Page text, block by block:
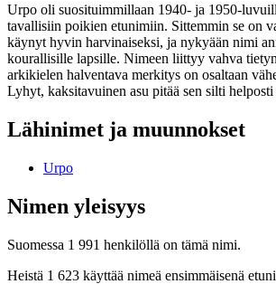
Urpo oli suosituimmillaan 1940- ja 1950-
tavallisiin poikien etunimiin. Sittemmin se on
käynyt hyvin harvinaiseksi, ja nykyään nimi
kourallisille lapsille. Nimeen liittyy vahva
arkikielen halventava merkitys on osaltaan
Lyhyt, kaksitavuinen asu pitää sen silti helposti
Lähinimet ja muunnokset
Urpo
Nimen yleisyys
Suomessa 1 991 henkilöllä on tämä nimi.
Heistä 1 623 käyttää nimeä ensimmäisenä